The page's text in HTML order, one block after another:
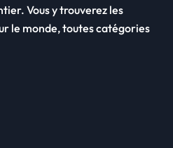
Vous y trouverez les
le monde, toutes catégories